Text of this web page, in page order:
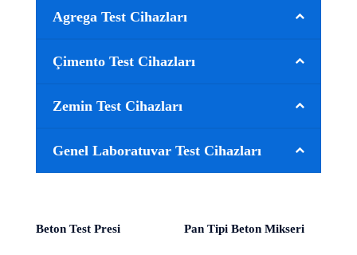
Agrega Test Cihazları
Çimento Test Cihazları
Zemin Test Cihazları
Genel Laboratuvar Test Cihazları
Beton Test Presi Pan Tipi Beton Mikseri